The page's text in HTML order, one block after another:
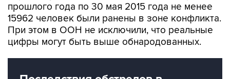
При этом в ООН не исключили, что реальные
цифры могут быть выше обнародованных.
Последствия обстрелов в
Донецке